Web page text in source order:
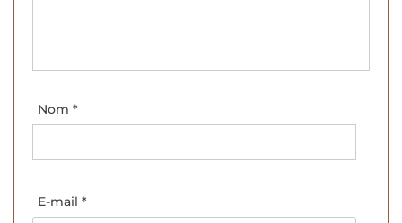
Nom *
E-mail *